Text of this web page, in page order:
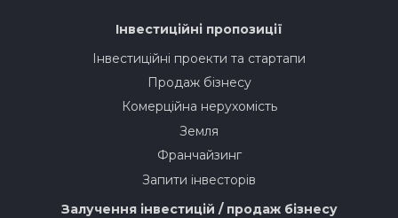
Інвестиційні пропозиції
Інвестиційні проекти та стартапи
Продаж бізнесу
Комерційна нерухомість
Земля
Франчайзинг
Запити інвесторів
Залучення інвестицій / продаж бізнесу